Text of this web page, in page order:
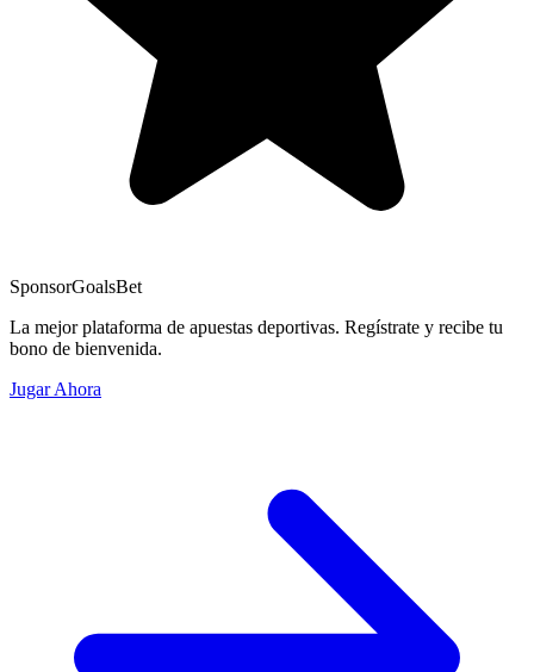
SponsorGoalsBet
La mejor plataforma de apuestas deportivas. Regístrate y recibe tu
bono de bienvenida.
Jugar Ahora